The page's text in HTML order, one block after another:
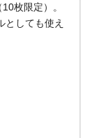
枚限定）。
としても使え